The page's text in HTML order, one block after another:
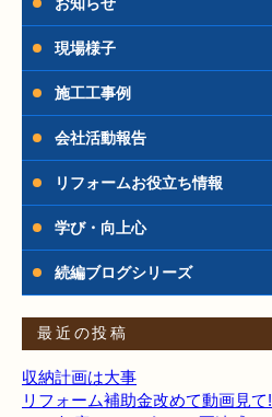
現場様子
施工工事例
会社活動報告
リフォームお役立ち情報
学び・向上心
続編ブログシリーズ
最近の投稿
収納計画は大事
リフォーム補助金改めて動画見て!